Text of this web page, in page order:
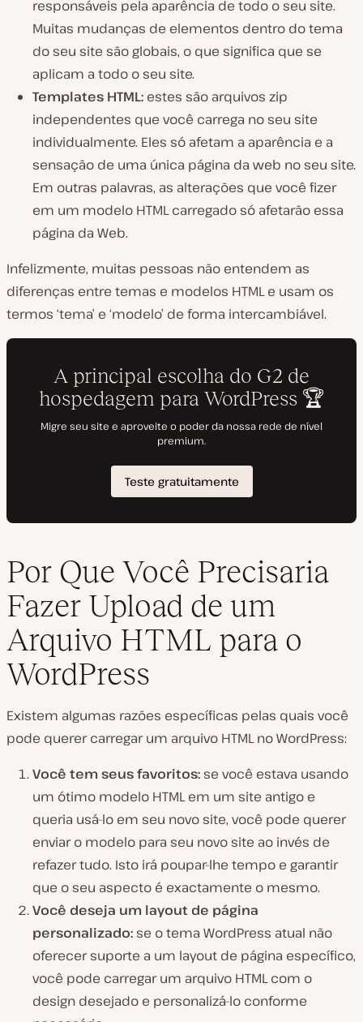
responsáveis pela aparência de todo o seu site.
Muitas mudanças de elementos dentro do tema
do seu site são globais, o que significa que se
aplicam a todo o seu site.
Templates HTML: estes são arquivos zip
independentes que você carrega no seu site
individualmente. Eles só afetam a aparência e a
sensação de uma única página da web no seu site.
Em outras palavras, as alterações que você fizer
em um modelo HTML carregado só afetarão essa
página da Web.
Infelizmente, muitas pessoas não entendem as
diferenças entre temas e modelos HTML e usam os
termos ‘tema’ e ‘modelo’ de forma intercambiável.
Por Que Você Precisaria
Fazer Upload de um
Arquivo HTML para o
WordPress
Existem algumas razões específicas pelas quais você
pode querer carregar um arquivo HTML no WordPress:
Você tem seus favoritos: se você estava usando
um ótimo modelo HTML em um site antigo e
queria usá-lo em seu novo site, você pode querer
enviar o modelo para seu novo site ao invés de
refazer tudo. Isto irá poupar-lhe tempo e garantir
que o seu aspecto é exactamente o mesmo.
Você deseja um layout de página
personalizado: se o tema WordPress atual não
oferecer suporte a um layout de página específico,
você pode carregar um arquivo HTML com o
design desejado e personalizá-lo conforme